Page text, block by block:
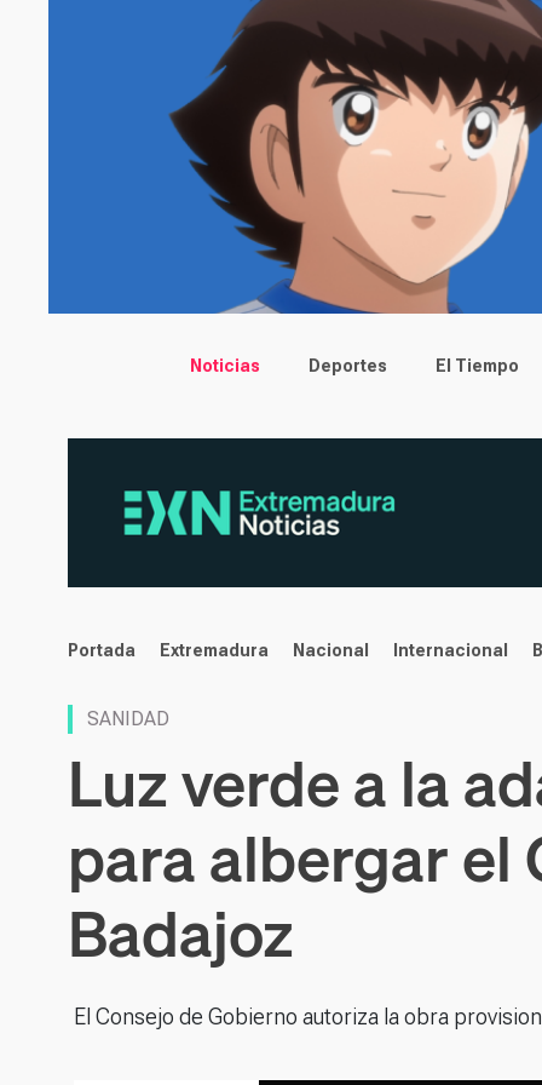
Main menu
Noticias Deportes El Tiempo
noticias
Portada Extremadura Nacional Internacional
SANIDAD
Luz verde a la
para albergar el
Badajoz
El Consejo de Gobierno autoriza la obra